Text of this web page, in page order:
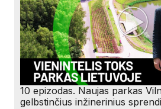
10 epizodas. Naujas parkas
gelbstinčius inžinerinius